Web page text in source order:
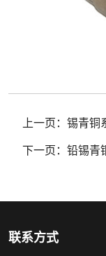
上一页： 锡青铜
下一页： 铅锡青
联系方式